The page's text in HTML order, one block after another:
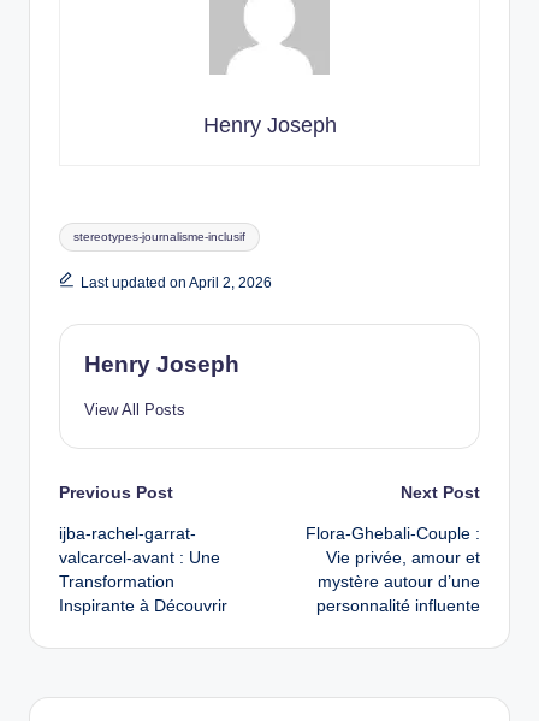
Henry Joseph
Tags:
stereotypes-journalisme-inclusif
Last updated on April 2, 2026
Henry Joseph
View All Posts
Post
navigation
Previous Post
ijba-rachel-garrat-
valcarcel-avant : Une
Transformation
Inspirante à Découvrir
Next Post
Flora-Ghebali-Couple :
Vie privée, amour et
mystère autour d’une
personnalité influente